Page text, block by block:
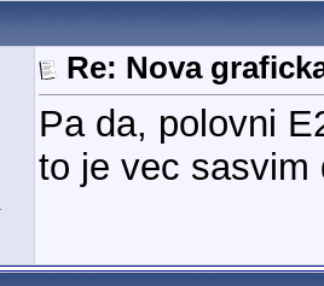
Re: Nova
Pa da, polovni
to je vec sasvim